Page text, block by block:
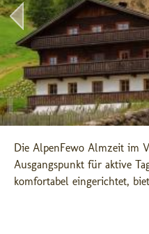
Die AlpenFewo Almzeit im
Ausgangspunkt für aktive
komfortabel eingerichtet,